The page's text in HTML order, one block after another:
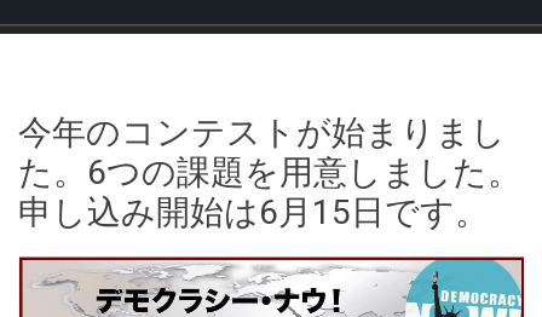
今年のコンテストが始まりまし
た。 6つの課題を用意しました。
申し込み開始は6月15日です。